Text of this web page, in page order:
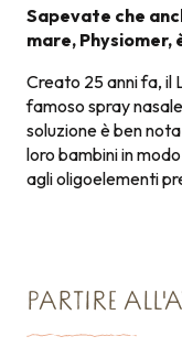
Sapevate che
mare,
Creato 25 anni fa, il
famoso spray
soluzione è ben
loro bambini in
agli oligoelementi
PARTIRE